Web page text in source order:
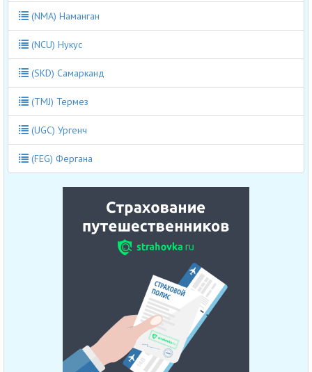
(NMA) Наманган
(NCU) Нукус
(SKD) Самарканд
(TMJ) Термез
(UGC) Ургенч
(FEG) Фергана